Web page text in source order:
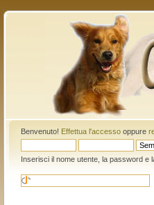
Benvenuto! Effettua l'accessooppure
Inserisci il nome utente, la password e